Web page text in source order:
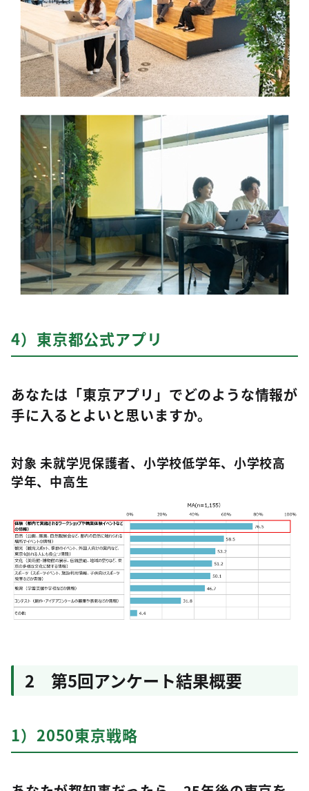
4）東京都公式アプリ
あなたは「東京アプリ」でどのような情報が
手に入るとよいと思いますか。
対象 未就学児保護者、小学校低学年、小学校高
学年、中高生
2 第5回アンケート結果概要
1）2050東京戦略